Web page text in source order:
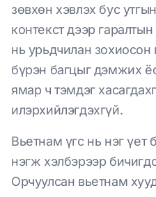
зөвхөн хэвлэх бус
контекст дээр
нь урьдчилан зохиосон
бүрэн багцыг дэмжих
ямар ч тэмдэг
илэрхийлэгдэхгүй.
Вьетнам үгс нь нэг үет
нэгж хэлбэрээр
Орчуулсан вьетнам